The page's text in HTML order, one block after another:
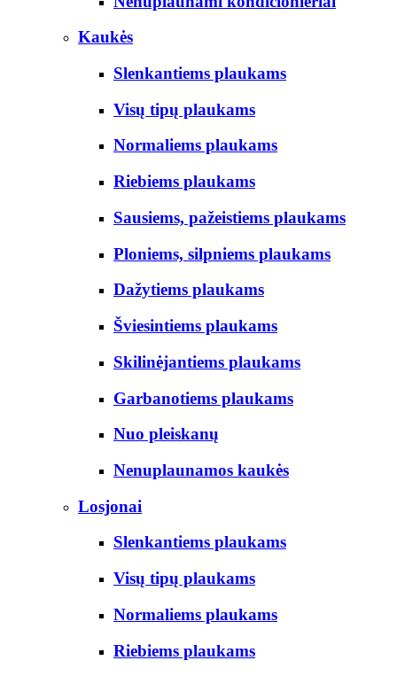
Kaukės
Slenkantiems plaukams
Visų tipų plaukams
Normaliems plaukams
Riebiems plaukams
Sausiems, pažeistiems plaukams
Ploniems, silpniems plaukams
Dažytiems plaukams
Šviesintiems plaukams
Skilinėjantiems plaukams
Garbanotiems plaukams
Nuo pleiskanų
Nenuplaunamos kaukės
Losjonai
Slenkantiems plaukams
Visų tipų plaukams
Normaliems plaukams
Riebiems plaukams